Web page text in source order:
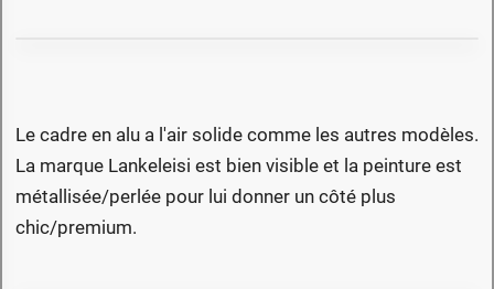
Le cadre en alu a l'air solide comme les autres modèles.
La marque Lankeleisi est bien visible et la peinture est
métallisée/perlée pour lui donner un côté plus
chic/premium.